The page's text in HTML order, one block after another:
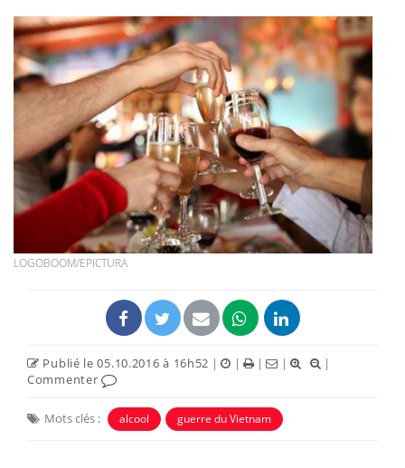
LOGOBOOM/EPICTURA
Publié le 05.10.2016 à 16h52 | | | |
|
Commenter
Mots clés : alcool guerre du Vietnam